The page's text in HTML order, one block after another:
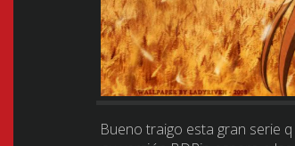
Bueno traigo esta gran serie